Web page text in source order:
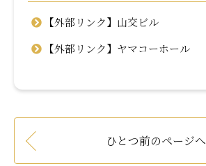
【外部リンク】山交ビル
【外部リンク】ヤマコーホール
ひとつ前のページへ